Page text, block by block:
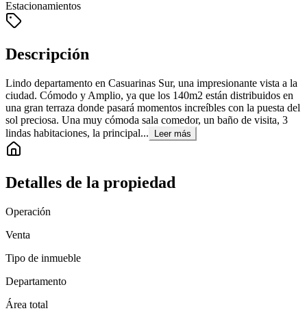
Estacionamientos
Descripción
Lindo departamento en Casuarinas Sur, una impresionante vista a la
ciudad. Cómodo y Amplio, ya que los 140m2 están distribuidos en
una gran terraza donde pasará momentos increíbles con la puesta del
sol preciosa. Una muy cómoda sala comedor, un baño de visita, 3
lindas habitaciones, la principal...
Leer más
Detalles de la propiedad
Operación
Venta
Tipo de inmueble
Departamento
Área total